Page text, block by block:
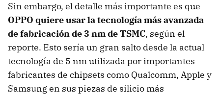
Sin embargo, el detalle más importante es que
OPPO quiere usar la tecnología más avanzada
de fabricación de 3 nm de TSMC, según el
reporte. Esto sería un gran salto desde la actual
tecnología de 5 nm utilizada por importantes
fabricantes de chipsets como Qualcomm, Apple y
Samsung en sus piezas de silicio más